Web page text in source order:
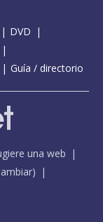
DVD
Guía / directorio
una web
)